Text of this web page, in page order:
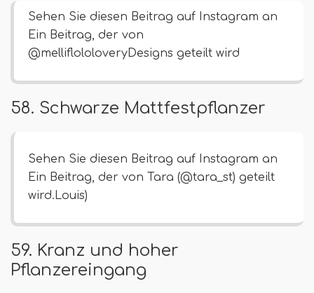
Sehen Sie diesen Beitrag auf Instagram an
Ein Beitrag, der von
@melliflololoveryDesigns geteilt wird
58. Schwarze Mattfestpflanzer
Sehen Sie diesen Beitrag auf Instagram an
Ein Beitrag, der von Tara (@tara_st) geteilt
wird.Louis)
59. Kranz und hoher
Pflanzereingang